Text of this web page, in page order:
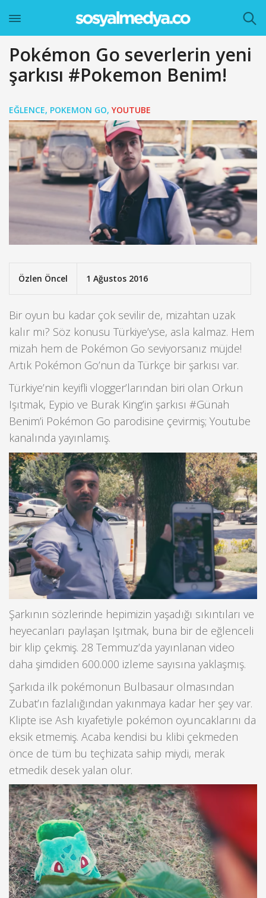
Pokémon Go severlerin yeni
şarkısı #Pokemon Benim!
EĞLENCE, POKEMON GO, YOUTUBE
Özlen Öncel 1 Ağustos 2016
Bir oyun bu kadar çok sevilir de, mizahtan uzak
kalır mı? Söz konusu Türkiye’yse, asla kalmaz. Hem
mizah hem de Pokémon Go seviyorsanız müjde!
Artık Pokémon Go’nun da Türkçe bir şarkısı var.
Türkiye’nin keyifli vlogger’larından biri olan Orkun
Işıtmak, Eypio ve Burak King’in şarkısı #Günah
Benim’i Pokémon Go parodisine çevirmiş; Youtube
kanalında yayınlamış.
Şarkının sözlerinde hepimizin yaşadığı sıkıntıları ve
heyecanları paylaşan Işıtmak, buna bir de eğlenceli
bir klip çekmiş. 28 Temmuz’da yayınlanan video
daha şimdiden 600.000 izleme sayısına yaklaşmış.
Şarkıda ilk pokémonun Bulbasaur olmasından
Zubat’ın fazlalığından yakınmaya kadar her şey var.
Klipte ise Ash kıyafetiyle pokémon oyuncaklarını da
eksik etmemiş. Acaba kendisi bu klibi çekmeden
önce de tüm bu teçhizata sahip miydi, merak
etmedik desek yalan olur.